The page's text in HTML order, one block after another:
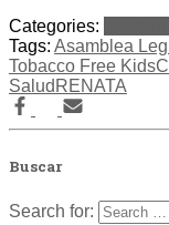
Categories:
Tags: Asamblea
Tobacco Free Kids
Salud RENATA
Buscar
Search for: